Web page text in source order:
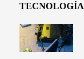
TECNOLOGÍA